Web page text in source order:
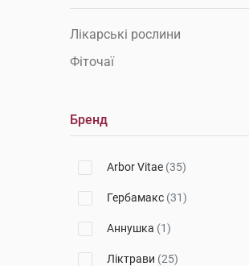
Лікарські рослини
Фіточаї
Бренд
Arbor Vitae (35)
Гербамакс (31)
Аннушка (1)
Ліктрави (25)